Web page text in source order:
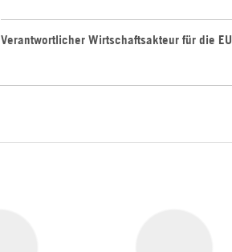
Verantwortlicher Wirtschaftsakteur für die EU